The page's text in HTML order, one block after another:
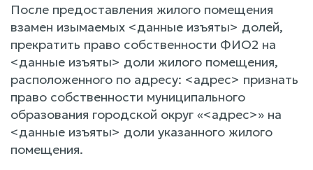
После предоставления жилого помещения
взамен изымаемых <данные изъяты> долей,
прекратить право собственности ФИО2 на
<данные изъяты> доли жилого помещения,
расположенного по адресу: <адрес> признать
право собственности муниципального
образования городской округ «<адрес>» на
<данные изъяты> доли указанного жилого
помещения.